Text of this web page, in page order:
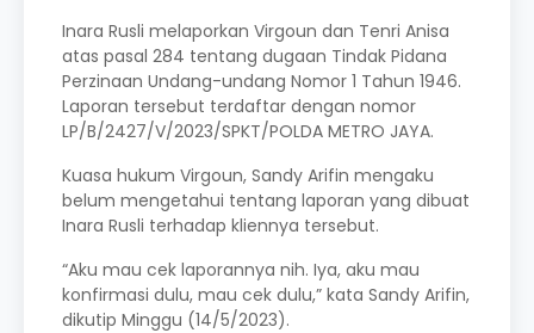
Inara Rusli melaporkan Virgoun dan Tenri Anisa
atas pasal 284 tentang dugaan Tindak Pidana
Perzinaan Undang-undang Nomor 1 Tahun 1946.
Laporan tersebut terdaftar dengan nomor
LP/B/2427/V/2023/SPKT/POLDA METRO JAYA.
Kuasa hukum Virgoun, Sandy Arifin mengaku
belum mengetahui tentang laporan yang dibuat
Inara Rusli terhadap kliennya tersebut.
“Aku mau cek laporannya nih. Iya, aku mau
konfirmasi dulu, mau cek dulu,” kata Sandy Arifin,
dikutip Minggu (14/5/2023).